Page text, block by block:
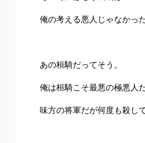
俺の考える悪人じゃなかった
あの桓騎だってそう。
俺は桓騎こそ最悪の極悪人
味方の将軍だが何度も殺し